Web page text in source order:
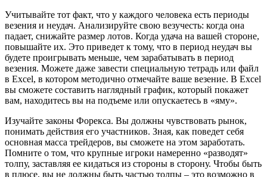
Учитывайте тот факт, что у каждого человека есть периоды
везения и неудач. Анализируйте свою везучесть: когда она
падает, снижайте размер лотов. Когда удача на вашей стороне,
повышайте их. Это приведет к тому, что в период неудач вы
будете проигрывать меньше, чем зарабатывать в период
везения. Можете даже завести специальную тетрадь или файл
в Excel, в котором методично отмечайте ваше везение. В Excel
вы сможете составить наглядный график, который покажет
вам, находитесь вы на подъеме или опускаетесь в «яму».
Изучайте законы Форекса. Вы должны чувствовать рынок,
понимать действия его участников. Зная, как поведет себя
основная масса трейдеров, вы сможете на этом заработать.
Помните о том, что крупные игроки намеренно «разводят»
толпу, заставляя ее кидаться из стороны в сторону. Чтобы быть
в плюсе, вы не должны быть частью толпы – это возможно в